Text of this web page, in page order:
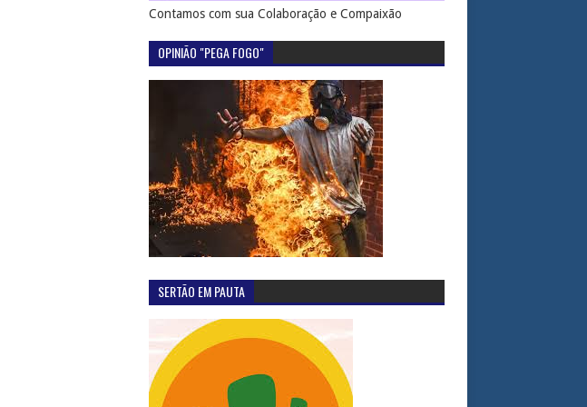
Contamos com sua Colaboração e Compaixão
OPINIÃO "PEGA FOGO"
SERTÃO EM PAUTA